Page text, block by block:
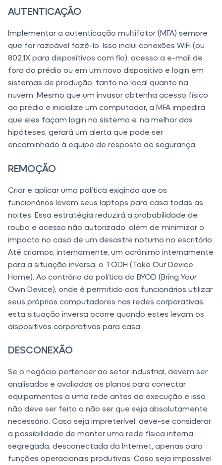
AUTENTICAÇÃO
Implementar a autenticação multifator (MFA) sempre
que for razoável fazê-lo. Isso inclui conexões WiFi (ou
802.1X para dispositivos com fio), acesso a e-mail de
fora do prédio ou em um novo dispositivo e login em
sistemas de produção, tanto no local quanto na
nuvem. Mesmo que um invasor obtenha acesso físico
ao prédio e inicialize um computador, a MFA impedirá
que eles façam login no sistema e, na melhor das
hipóteses, gerará um alerta que pode ser
encaminhado à equipe de resposta de segurança.
REMOÇÃO
Criar e aplicar uma política exigindo que os
funcionários levem seus laptops para casa todas as
noites. Essa estratégia reduzirá a probabilidade de
roubo e acesso não autorizado, além de minimizar o
impacto no caso de um desastre noturno no escritório.
Até criamos, internamente, um acrônimo internamente
para a situação inversa, o TODH (Take Our Device
Home). Ao contrário da política do BYOD (Bring Your
Own Device), onde é permitido aos funcionários utilizar
seus próprios computadores nas redes corporativas,
esta situação inversa ocorre quando estes levam os
dispositivos corporativos para casa.
DESCONEXÃO
Se o negócio pertencer ao setor industrial, devem ser
analisados e avaliados os planos para conectar
equipamentos a uma rede antes da execução e isso
não deve ser feito a não ser que seja absolutamente
necessário. Caso seja impreterível, deve-se considerar
a possibilidade de manter uma rede física interna
segregada, desconectada da Internet, apenas para
funções operacionais produtivas. Caso seja impossível